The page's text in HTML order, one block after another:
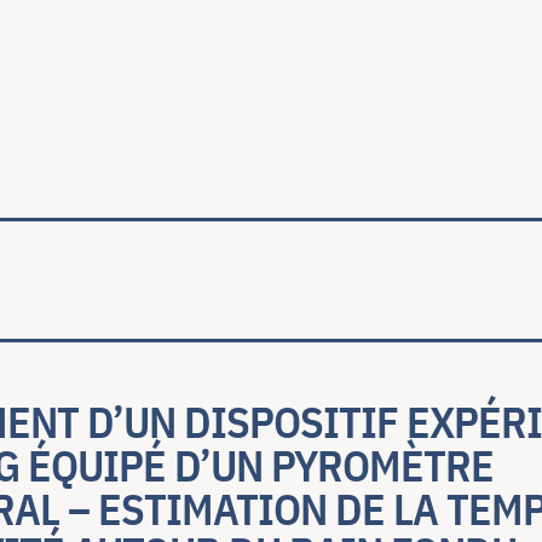
D’UN DISPOSITIF
ÉQUIPÉ D’UN PYROMÈTRE
– ESTIMATION DE LA